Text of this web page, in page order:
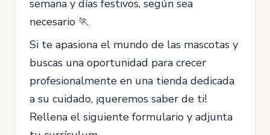
semana y días festivos, según sea
necesario 🏃
Si te apasiona el mundo de las mascotas y
buscas una oportunidad para crecer
profesionalmente en una tienda dedicada
a su cuidado, ¡queremos saber de ti!
Rellena el siguiente formulario y adjunta